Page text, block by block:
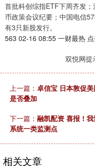
首批科创综指ETF下周齐发
币政策会议纪要；中国电信
有3只新股发行。
563 02-16 08:55 一财最热
双悦网提
上一篇： 卓信宝 日本敦促
是否叠加
下一篇： 融凯配资 喜报！
系统一类监测点
相关文章